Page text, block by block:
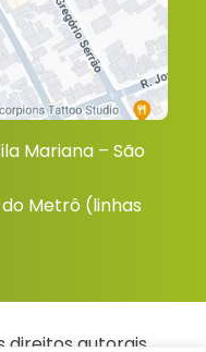
Mariana – São
Metrô (linhas
direitos autorais